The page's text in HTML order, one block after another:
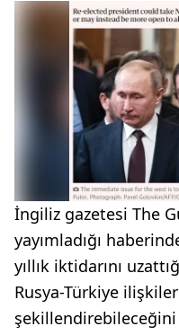
İngiliz gazetesi The
yayımladığı
yıllık iktidarını
Rusya-Türkiye